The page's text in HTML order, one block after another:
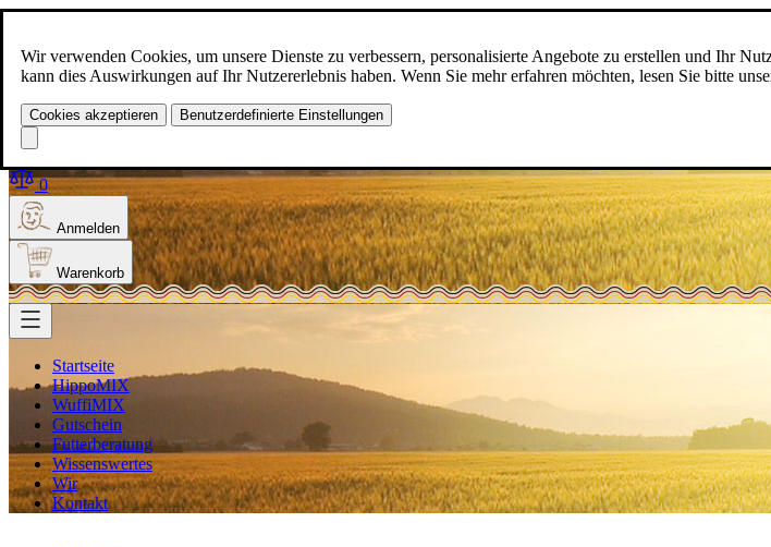
Wir verwenden Cookies, um unsere Dienste zu verbessern, personalisierte Angebote zu erstellen und Ihr
kann dies Auswirkungen auf Ihr Nutzererlebnis haben. Wenn Sie mehr erfahren möchten, lesen Sie bitte
Cookies akzeptieren Benutzerdefinierte Einstellungen
Zum Inhalt springen
+49(0)5129-308
Produkt finden
0
Anmelden
Warenkorb
Startseite
HippoMIX
WuffiMIX
Gutschein
Futterberatung
Wissenswertes
Wir
Kontakt